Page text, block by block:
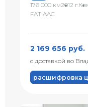
176 000 км2012 г.
FAT AAC
2 169 656 руб.
с доставкой во
расшифровка